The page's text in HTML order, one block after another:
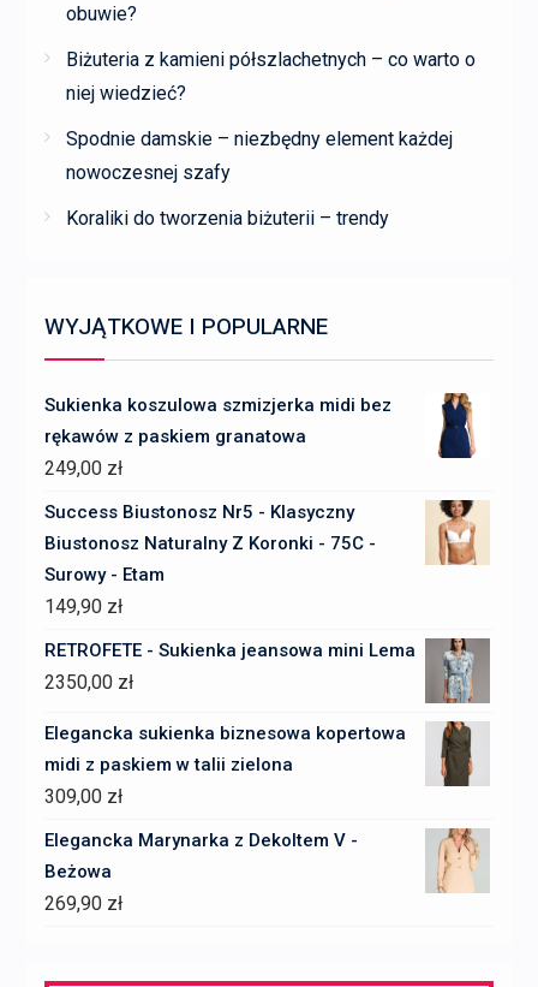
obuwie?
Biżuteria z kamieni półszlachetnych – co warto o
niej wiedzieć?
Spodnie damskie – niezbędny element każdej
nowoczesnej szafy
Koraliki do tworzenia biżuterii – trendy
WYJĄTKOWE I POPULARNE
Sukienka koszulowa szmizjerka midi bez
rękawów z paskiem granatowa
249,00 zł
Success Biustonosz Nr5 - Klasyczny
Biustonosz Naturalny Z Koronki - 75C -
Surowy - Etam
149,90 zł
RETROFETE - Sukienka jeansowa mini Lema
2350,00 zł
Elegancka sukienka biznesowa kopertowa
midi z paskiem w talii zielona
309,00 zł
Elegancka Marynarka z Dekoltem V -
Beżowa
269,90 zł